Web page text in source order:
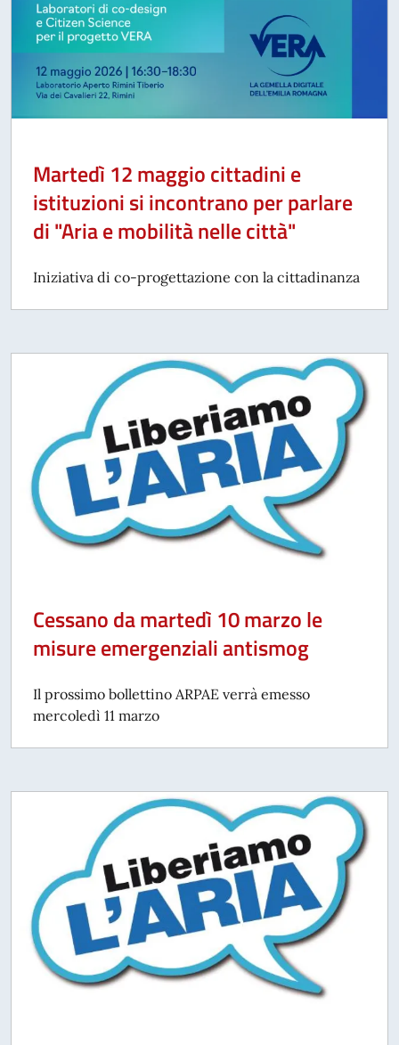
Martedì 12 maggio cittadini e
istituzioni si incontrano per parlare
di "Aria e mobilità nelle città"
Iniziativa di co-progettazione con la cittadinanza
Cessano da martedì 10 marzo le
misure emergenziali antismog
Il prossimo bollettino ARPAE verrà emesso
mercoledì 11 marzo